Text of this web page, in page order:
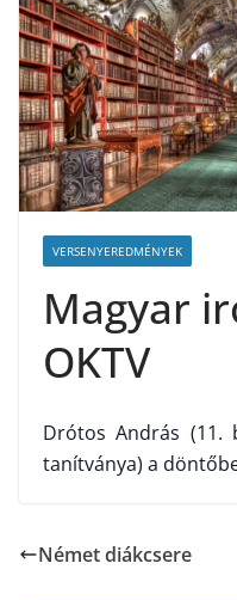
VERSENYEREDMÉNYEK
Magyar
OKTV
Drótos András (11.
tanítványa) a
Német diákcsere